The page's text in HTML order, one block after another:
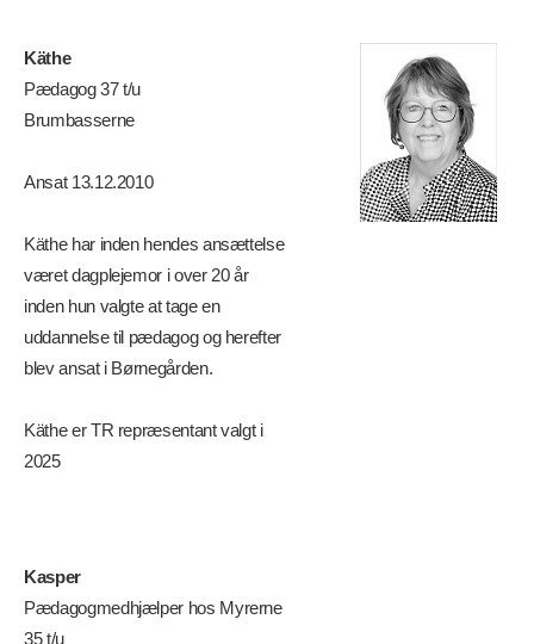
Käthe
Pædagog 37 t/u
Brumbasserne
Ansat 13.12.2010
Käthe har inden hendes ansættelse
været dagplejemor i over 20 år
inden hun valgte at tage en
uddannelse til pædagog og herefter
blev ansat i Børnegården.
Käthe er TR repræsentant valgt i
2025
Kasper
Pædagogmedhjælper hos Myrerne
35 t/u